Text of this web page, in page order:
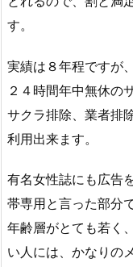
す。
実績は８年程ですが
２４時間年中無休の
サクラ排除、業者排
利用出来ます。
有名女性誌にも広告
帯専用と言った部分
年齢層がとても若く
い人には、かなりの